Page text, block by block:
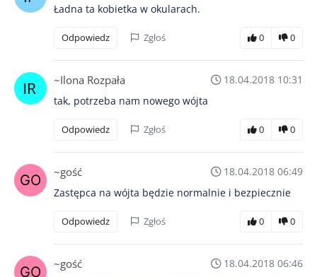
Ładna ta kobietka w okularach.
Odpowiedz Zgłoś 0 0
~Ilona Rozpała
18.04.2018 10:31
tak, potrzeba nam nowego wójta
Odpowiedz Zgłoś 0 0
~gość
18.04.2018 06:49
Zastępca na wójta będzie normalnie i bezpiecznie
Odpowiedz Zgłoś 0 0
~gość
18.04.2018 06:46